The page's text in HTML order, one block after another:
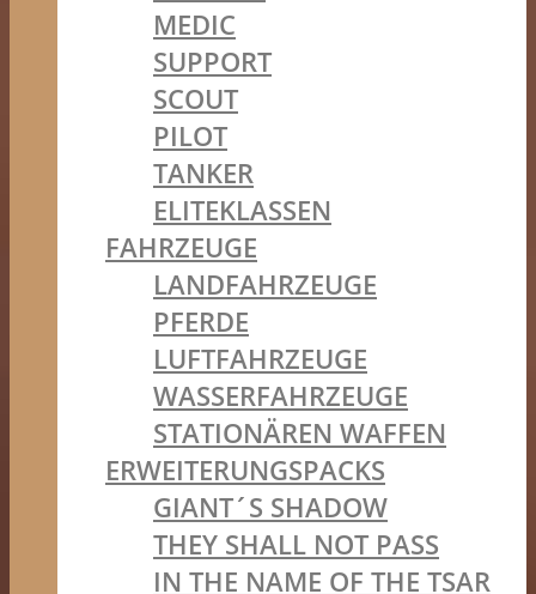
MEDIC
SUPPORT
SCOUT
PILOT
TANKER
ELITEKLASSEN
FAHRZEUGE
LANDFAHRZEUGE
PFERDE
LUFTFAHRZEUGE
WASSERFAHRZEUGE
STATIONÄREN WAFFEN
ERWEITERUNGSPACKS
GIANT´S SHADOW
THEY SHALL NOT PASS
IN THE NAME OF THE TSAR